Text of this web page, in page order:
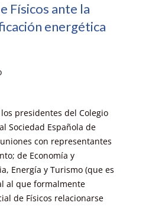
Físicos ante la
energética
presidentes del Colegio
Sociedad Española de
con representantes
de Economía y
Energía y Turismo (que es
al que formalmente
de Físicos relacionarse